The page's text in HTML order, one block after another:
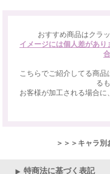
おすすめ商品はクラ
イメージには個人差があ
こちらでご紹介してる商
る
お客様が加工される場合に
＞＞＞キャラ
特商法に基づく表記